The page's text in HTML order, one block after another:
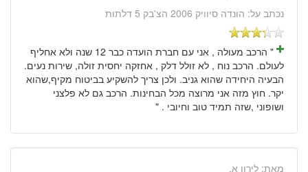
נכתב על: הונדה סיוויק 2006 הצ'בק 5 דלתות
" הרכב מעולה , אני עם חברת הועדה כבר 12 שנה ולא אחליף
לעולם. הרכב נוח , לא זולל דלק , אחזקה יחסית זולה, שירות נעים.
הבעיה היחידה שהוא גניב. ולכן צריך להשקיע בביטוח מקיף,שהוא
יקר. חוץ מזה אני מרוצה מכל הבחינות. הרכב גם לא פלצני
ושופוני ,שזה תמיד טוב וחיובי . "
מאת: לירון א.